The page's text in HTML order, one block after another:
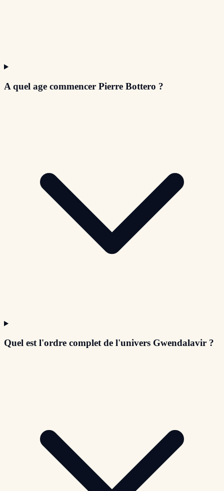
A quel age commencer Pierre Bottero ?
Quel est l'ordre complet de l'univers Gwendalavir ?